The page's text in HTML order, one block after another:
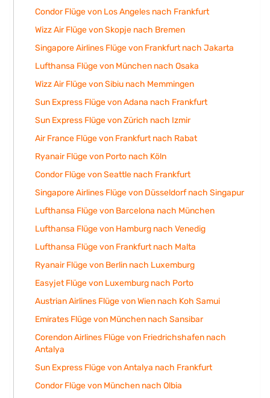
Condor Flüge von Los Angeles nach Frankfurt
Wizz Air Flüge von Skopje nach Bremen
Singapore Airlines Flüge von Frankfurt nach Jakarta
Lufthansa Flüge von München nach Osaka
Wizz Air Flüge von Sibiu nach Memmingen
Sun Express Flüge von Adana nach Frankfurt
Sun Express Flüge von Zürich nach Izmir
Air France Flüge von Frankfurt nach Rabat
Ryanair Flüge von Porto nach Köln
Condor Flüge von Seattle nach Frankfurt
Singapore Airlines Flüge von Düsseldorf nach Singapur
Lufthansa Flüge von Barcelona nach München
Lufthansa Flüge von Hamburg nach Venedig
Lufthansa Flüge von Frankfurt nach Malta
Ryanair Flüge von Berlin nach Luxemburg
Easyjet Flüge von Luxemburg nach Porto
Austrian Airlines Flüge von Wien nach Koh Samui
Emirates Flüge von München nach Sansibar
Corendon Airlines Flüge von Friedrichshafen nach
Antalya
Sun Express Flüge von Antalya nach Frankfurt
Condor Flüge von München nach Olbia